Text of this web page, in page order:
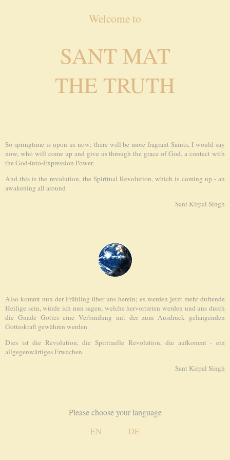
Welcome to
SANT MAT
THE TRUTH
So springtime is upon us now; there will be more fragrant Saints, I would say
now, who will come up and give us through the grace of God, a contact with
the God-into-Expression Power.
And this is the revolution, the Spiritual Revolution, which is coming up - an
awakening all around
Sant Kirpal Singh
Also kommt nun der Frühling über uns herein; es werden jetzt mehr duftende
Heilige sein, würde ich nun sagen, welche hervortreten werden und uns durch
die Gnade Gottes eine Verbindung mit der zum Ausdruck gelangenden
Gotteskraft gewähren werden.
Dies ist die Revolution, die Spirituelle Revolution, die aufkommt - ein
allgegenwärtiges Erwachen.
Sant Kirpal Singh
Please choose your language
EN
DE